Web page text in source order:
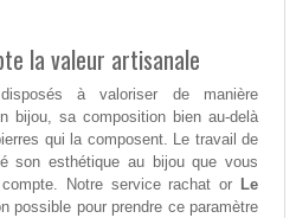
la valeur artisanale
à valoriser de manière
bijou, sa composition bien au-delà
qui la composent. Le travail de
son esthétique au bijou que vous
Notre service rachat or Le
possible pour prendre ce paramètre